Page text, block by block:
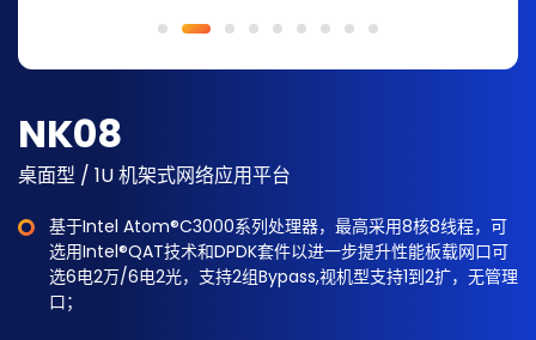
NK08
桌面型 / 1U 机架式网络应用平台
基于Intel Atom®C3000系列处理器，最高采用8核8线程，可
选用Intel®QAT技术和DPDK套件以进一步提升性能板载网口可
选6电2万/6电2光，支持2组Bypass,视机型支持1到2扩，无管理
口；